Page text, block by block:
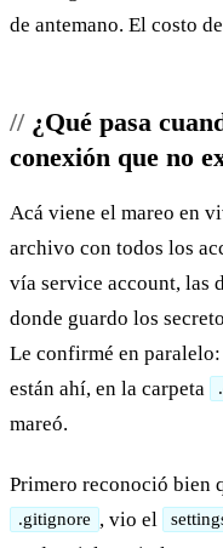
de antemano. El costo
¿Qué pasa
conexión que no
Acá viene el mareo en
archivo con todos los
vía service account, las
donde guardo los
Le confirmé en
están ahí, en la carpeta
mareó.
Primero reconoció bien
.gitignore , vio el